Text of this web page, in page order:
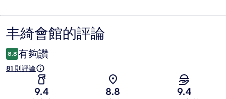
評
論
丰綺會館的評論
8.8 有夠讚
81 則評論
9.4 8.8 9.4